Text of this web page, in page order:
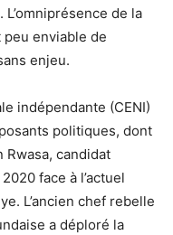
de la
enviable de
enjeu.
indépendante (CENI)
politiques, dont
candidat
face à l’actuel
L’ancien chef rebelle
a déploré la